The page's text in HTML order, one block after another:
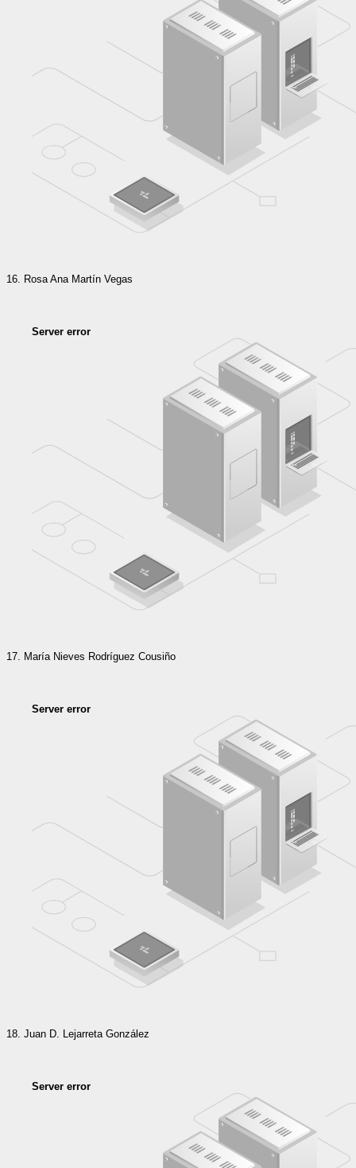
Rosa Ana Martín Vegas
Server error
María Nieves Rodríguez Cousiño
Server error
Juan D. Lejarreta González
Server error